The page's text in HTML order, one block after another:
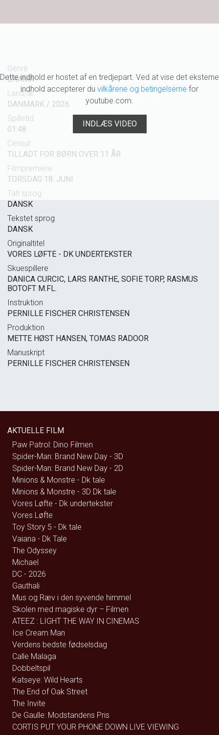
Dette indhold er hostet af en tredjepart. Ved at vise det eksterne
indhold accepterer du vilkårene og betingelserne for
youtube.com.
INDLÆS VIDEO
Genre
DRAMA
Land/år
DANMARK / 2026
Spilletid
01:48
Censur
TILLADT FOR BØRN OVER 11 ÅR
Filmpremiere
TORSDAG 18. JUNI
Talt sprog
DANSK
Tekstet sprog
DANSK
Originaltitel
VORES LØFTE - DK UNDERTEKSTER
Skuespillere
DANICA CURCIC, LARS RANTHE, SOFIE TORP, RASMUS
BOTOFT M.FL.
Instruktion
PERNILLE FISCHER CHRISTENSEN
Produktion
METTE HØST HANSEN, TOMAS RADOOR
Manuskript
PERNILLE FISCHER CHRISTENSEN
AKTUELLE FILM
Paw Patrol: Dino Filmen
Spider-Man: Brand New Day - 3D
Spider-Man: Brand New Day - 2D
Minions & Monstre - Dk tale
Minions & Monstre - 3D Dk tale
Vores Løfte - Dk undertekster
Vores Løfte
Toy Story 5 - Dk tale
Vaiana - Dk Tale
The Odyssey
Michael
DC - 2026
Gauthali
Mus og Ræv i den syvende himmel
Skolen med magiske dyr – Filmen
ATEEZ : LIGHT THE WAY IN CINEMAS
Ice Cream Man
Verdens bedste fødselsdag
Calle Malaga
Dobbeltspil
Katseye: Wild Hearts
The End of Oak Street
The Invite
De Gaulle: Modstandens Pris
CORTIS PUT YOUR PHONE DOWN LIVE VIEWING